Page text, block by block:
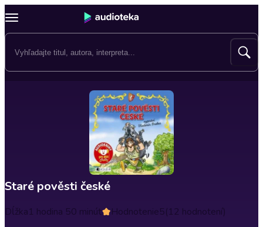
Staré pověsti české
Dĺžka1 hodina 50 minút Hodnotenie5(12 hodnotení)